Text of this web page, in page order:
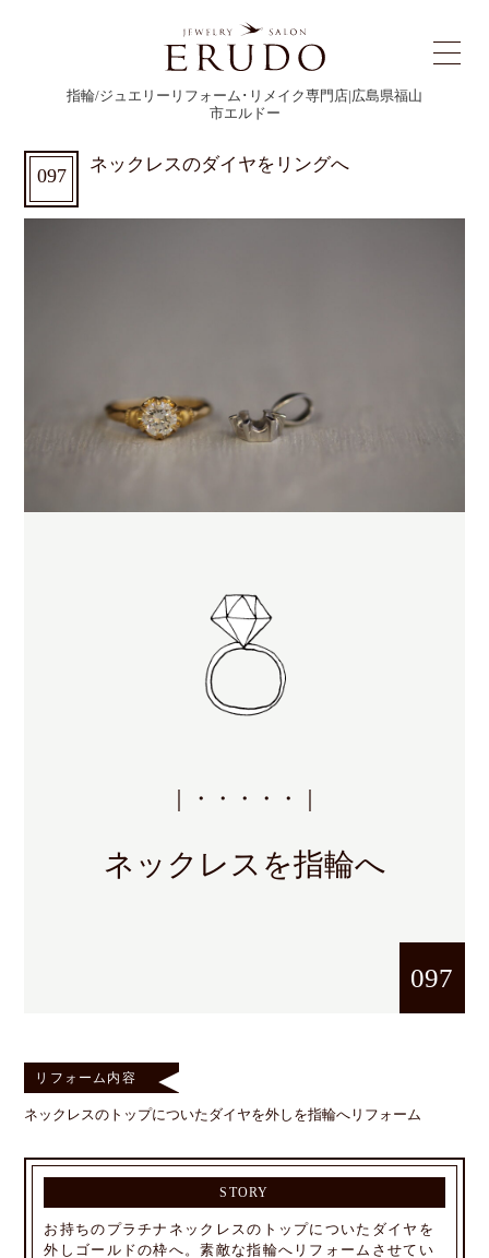
指輪/ジュエリーリフォーム･リメイク専門店|広島県福山
市エルドー
097
ネックレスのダイヤをリングへ
｜・・・・・｜
ネックレスを指輪へ
097
リフォーム内容
ネックレスのトップについたダイヤを外しを指輪へリフォーム
STORY
お持ちのプラチナネックレスのトップについたダイヤを
外しゴールドの枠へ。素敵な指輪へリフォームさせてい